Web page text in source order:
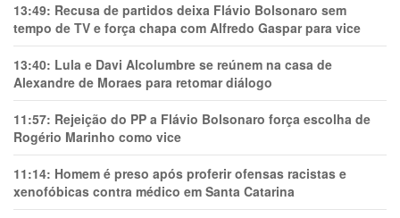
13:49: Recusa de partidos deixa Flávio Bolsonaro sem
tempo de TV e força chapa com Alfredo Gaspar para vice
13:40: Lula e Davi Alcolumbre se reúnem na casa de
Alexandre de Moraes para retomar diálogo
11:57: Rejeição do PP a Flávio Bolsonaro força escolha de
Rogério Marinho como vice
11:14: Homem é preso após proferir ofensas racistas e
xenofóbicas contra médico em Santa Catarina